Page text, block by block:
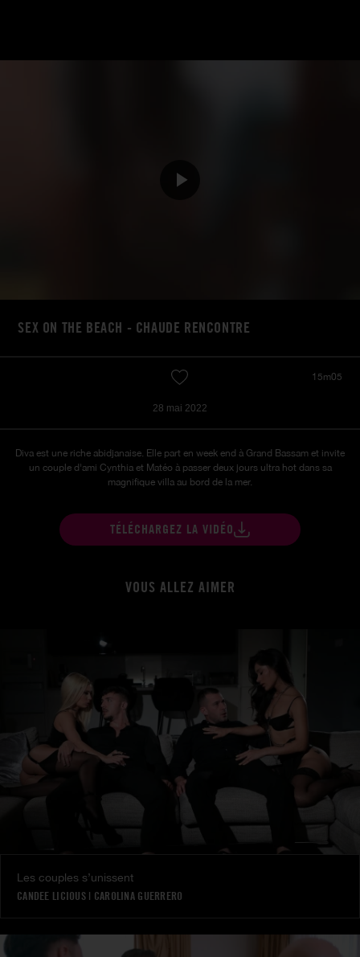
SEX ON THE BEACH - CHAUDE RENCONTRE
15m05
28 mai 2022
Diva est une riche abidjanaise. Elle part en week end à Grand Bassam et invite
un couple d'ami Cynthia et Matéo à passer deux jours ultra hot dans sa
magnifique villa au bord de la mer.
TÉLÉCHARGEZ LA VIDÉO
VOUS ALLEZ AIMER
Les couples s’unissent
CANDEE LICIOUS| CAROLINA GUERRERO